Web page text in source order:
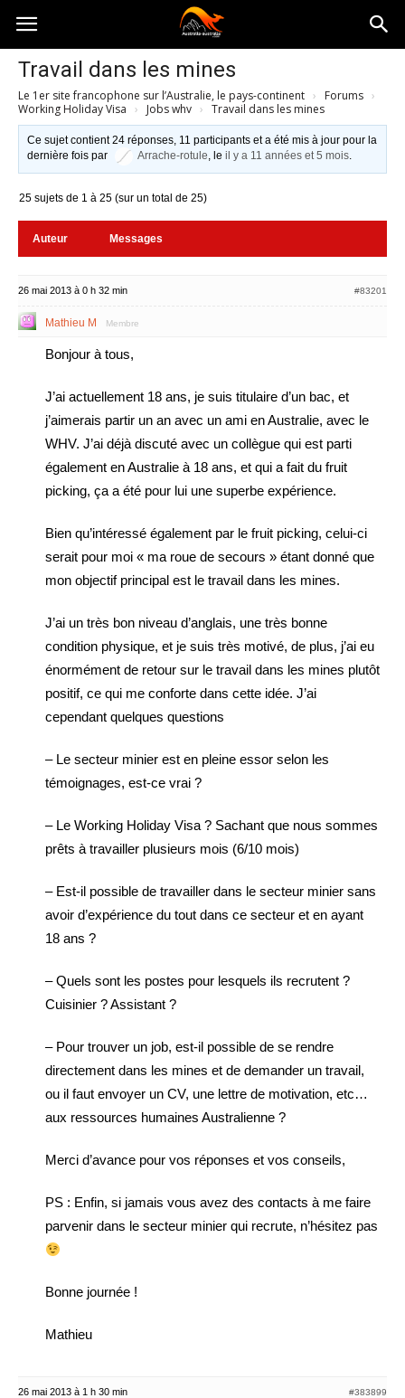
Australia-
australie.com
Travail dans les mines
Le 1er site francophone sur l’Australie, le pays-continent › Forums ›
Working Holiday Visa › Jobs whv › Travail dans les mines
Ce sujet contient 24 réponses, 11 participants et a été mis à jour pour la
dernière fois par
Arrache-rotule, leil y a 11 années et 5 mois.
25 sujets de 1 à 25 (sur un total de 25)
Auteur Messages
26 mai 2013 à 0 h 32 min #83201
Mathieu M Membre
Bonjour à tous,
J’ai actuellement 18 ans, je suis titulaire d’un bac, et
j’aimerais partir un an avec un ami en Australie, avec le
WHV. J’ai déjà discuté avec un collègue qui est parti
également en Australie à 18 ans, et qui a fait du fruit
picking, ça a été pour lui une superbe expérience.
Bien qu’intéressé également par le fruit picking, celui-ci
serait pour moi « ma roue de secours » étant donné que
mon objectif principal est le travail dans les mines.
J’ai un très bon niveau d’anglais, une très bonne
condition physique, et je suis très motivé, de plus, j’ai eu
énormément de retour sur le travail dans les mines plutôt
positif, ce qui me conforte dans cette idée. J’ai
cependant quelques questions
– Le secteur minier est en pleine essor selon les
témoignages, est-ce vrai ?
– Le Working Holiday Visa ? Sachant que nous sommes
prêts à travailler plusieurs mois (6/10 mois)
– Est-il possible de travailler dans le secteur minier sans
avoir d’expérience du tout dans ce secteur et en ayant
18 ans ?
– Quels sont les postes pour lesquels ils recrutent ?
Cuisinier ? Assistant ?
– Pour trouver un job, est-il possible de se rendre
directement dans les mines et de demander un travail,
ou il faut envoyer un CV, une lettre de motivation, etc…
aux ressources humaines Australienne ?
Merci d’avance pour vos réponses et vos conseils,
PS : Enfin, si jamais vous avez des contacts à me faire
parvenir dans le secteur minier qui recrute, n’hésitez pas
Bonne journée !
Mathieu
26 mai 2013 à 1 h 30 min #383899